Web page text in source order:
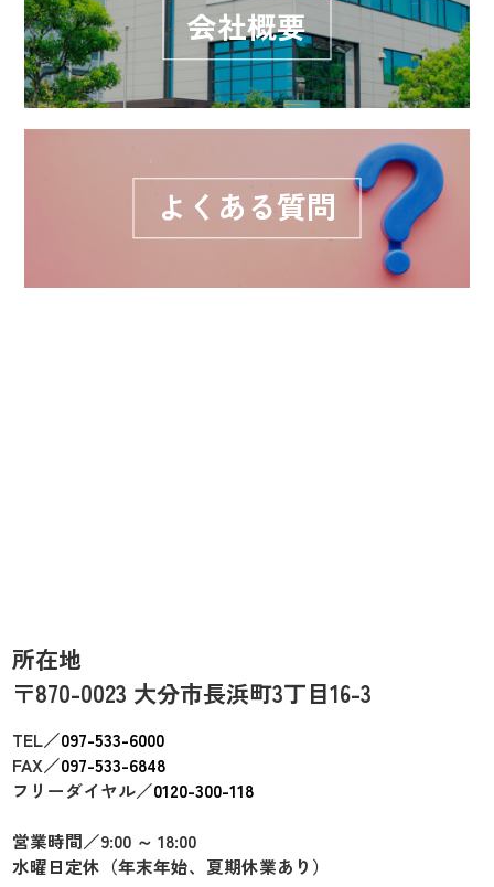
会社概要
よくある質問
所在地
〒870-0023 大分市長浜町3丁目16-3
TEL／097-533-6000
FAX／097-533-6848
フリーダイヤル／0120-300-118
営業時間／9:00 ～ 18:00
水曜日定休（年末年始、夏期休業あり）